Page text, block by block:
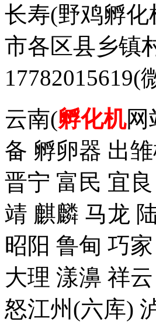
长寿(野鸡孵
市各区县乡镇
云南(孵化机网
备 孵卵器 出
晋宁 富民 宜
靖 麒麟 马龙
昭阳 鲁甸 巧
大理 漾濞 祥
怒江州(六库)